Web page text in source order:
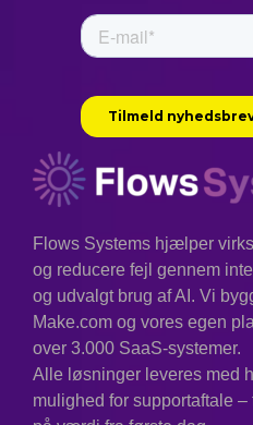
Flows Systems hjælper
og reducere fejl gennem
og udvalgt brug af AI. Vi
Make.com og vores egen
over 3.000 SaaS-systemer.
Alle løsninger leveres med
mulighed for supportaftale